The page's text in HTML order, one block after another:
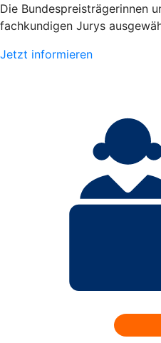
Die Bundespreisträgerinnen
fachkundigen Jurys
Jetzt informieren